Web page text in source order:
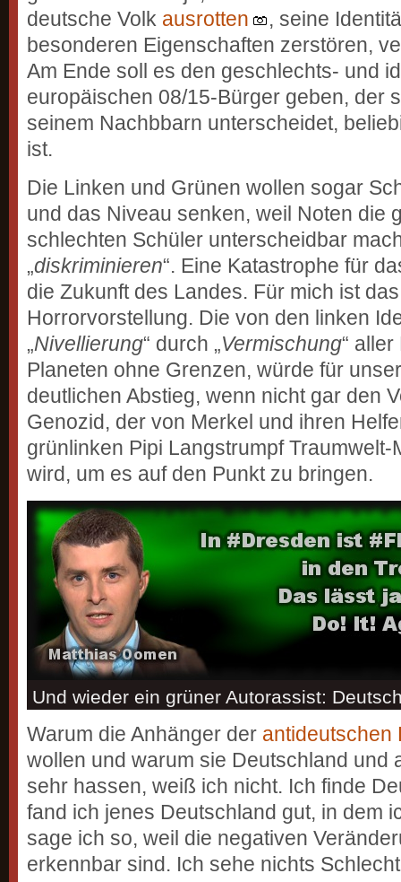
deutsche Volk ausrotten
, seine
besonderen Eigenschaften zerstören,
Am Ende soll es den geschlechts- und
europäischen 08/15-Bürger geben, der
seinem Nachbbarn unterscheidet,
ist.
Die Linken und Grünen wollen sogar
und das Niveau senken, weil Noten die
schlechten Schüler unterscheidbar
„diskriminieren“. Eine Katastrophe für
die Zukunft des Landes. Für mich ist
Horrorvorstellung. Die von den linken
„Nivellierung“ durch „Vermischung“
Planeten ohne Grenzen, würde für
deutlichen Abstieg, wenn nicht gar den
Genozid, der von Merkel und ihren
grünlinken Pipi Langstrumpf
wird, um es auf den Punkt zu bringen.
Und wieder ein grüner Autorassist:
Warum die Anhänger der antideutschen
wollen und warum sie Deutschland und
sehr hassen, weiß ich nicht. Ich finde
fand ich jenes Deutschland gut, in dem
sage ich so, weil die negativen
erkennbar sind. Ich sehe nichts